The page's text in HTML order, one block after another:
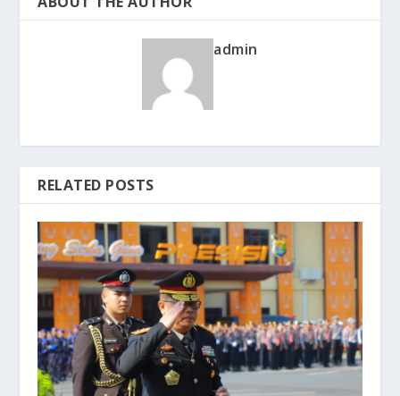
admin
RELATED POSTS